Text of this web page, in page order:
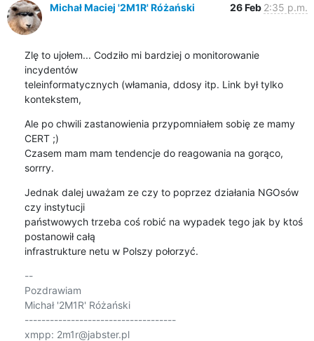
Michał Maciej '2M1R' Różański 26 Feb 2:35 p.m.
Zlę to ujołem... Codziło mi bardziej o monitorowanie
incydentów
teleinformatycznych (włamania, ddosy itp. Link był tylko
kontekstem,
Ale po chwili zastanowienia przypomniałem sobię ze mamy
CERT ;)
Czasem mam mam tendencje do reagowania na gorąco,
sorrry.
Jednak dalej uważam ze czy to poprzez działania NGOsów
czy instytucji
państwowych trzeba coś robić na wypadek tego jak by ktoś
postanowił całą
infrastrukture netu w Polszy połorzyć.
--
Pozdrawiam
Michał '2M1R' Różański
------------------------------------
xmpp: 2m1r@jabster.pl